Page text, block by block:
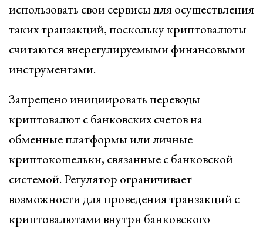
использовать свои сервисы для осуществления
таких транзакций, поскольку криптовалюты
считаются внерегулируемыми финансовыми
инструментами.
Запрещено инициировать переводы
криптовалют с банковских счетов на
обменные платформы или личные
криптокошельки, связанные с банковской
системой. Регулятор ограничивает
возможности для проведения транзакций с
криптовалютами внутри банковского